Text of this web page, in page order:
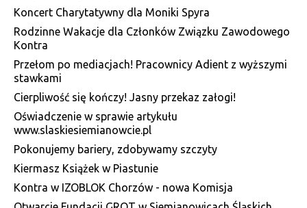
Koncert Charytatywny dla Moniki Spyra
Rodzinne Wakacje dla Członków Związku Zawodowego
Kontra
Przełom po mediacjach! Pracownicy Adient z wyższymi
stawkami
Cierpliwość się kończy! Jasny przekaz załogi!
Oświadczenie w sprawie artykułu
www.slaskiesiemianowcie.pl
Pokonujemy bariery, zdobywamy szczyty
Kiermasz Książek w Piastunie
Kontra w IZOBLOK Chorzów - nowa Komisja